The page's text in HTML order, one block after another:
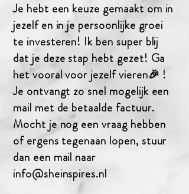
Je hebt een keuze gemaakt om in
jezelf en in je persoonlijke groei
te investeren! Ik ben super blij
dat je deze stap hebt gezet! Ga
het vooral voor jezelf vieren🎉 !
Je ontvangt zo snel mogelijk een
mail met de betaalde factuur.
Mocht je nog een vraag hebben
of ergens tegenaan lopen, stuur
dan een mail naar
info@sheinspires.nl